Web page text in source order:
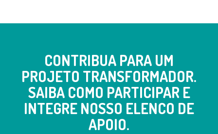
CONTRIBUA PARA UM
PROJETO TRANSFORMADOR.
SAIBA COMO PARTICIPAR E
INTEGRE NOSSO ELENCO DE
APOIO.